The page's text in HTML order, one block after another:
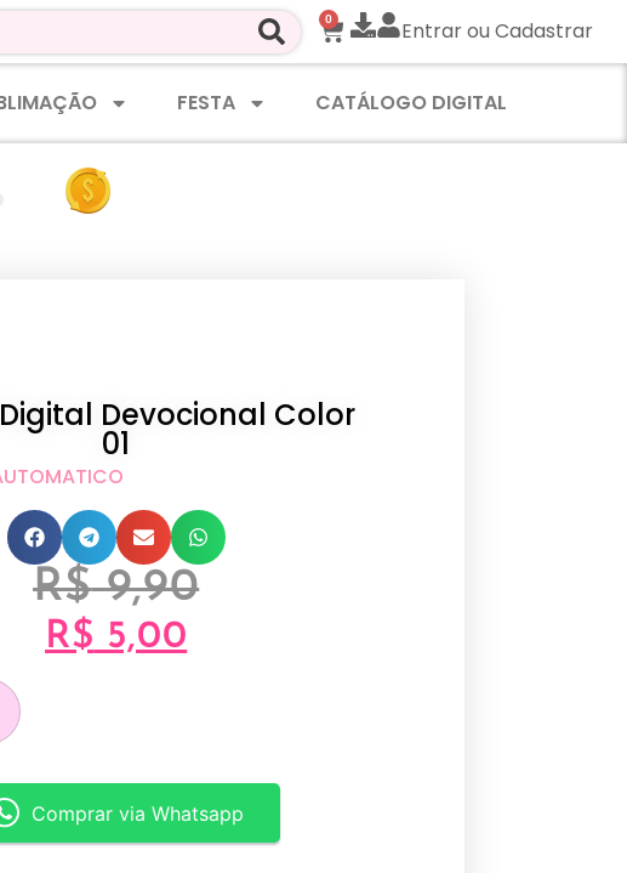
0 Entrar ou Cadastrar
FESTA CATÁLOGO DIGITAL
Devocional Color
01
R$9,90
R$ 5,00
Comprar via Whatsapp